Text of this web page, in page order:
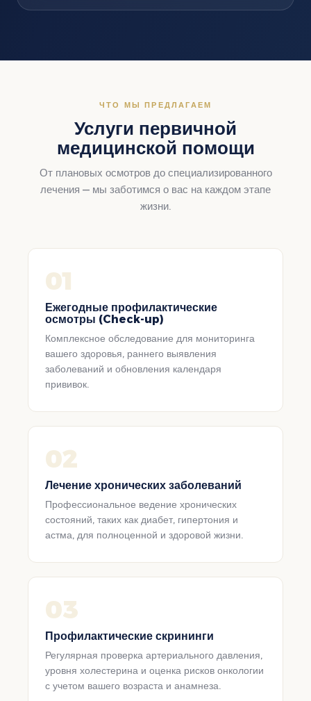
ЧТО МЫ ПРЕДЛАГАЕМ
Услуги первичной
медицинской помощи
От плановых осмотров до специализированного
лечения — мы заботимся о вас на каждом этапе
жизни.
01
Ежегодные профилактические
осмотры (Check-up)
Комплексное обследование для мониторинга
вашего здоровья, раннего выявления
заболеваний и обновления календаря
прививок.
02
Лечение хронических заболеваний
Профессиональное ведение хронических
состояний, таких как диабет, гипертония и
астма, для полноценной и здоровой жизни.
03
Профилактические скрининги
Регулярная проверка артериального давления,
уровня холестерина и оценка рисков онкологии
с учетом вашего возраста и анамнеза.